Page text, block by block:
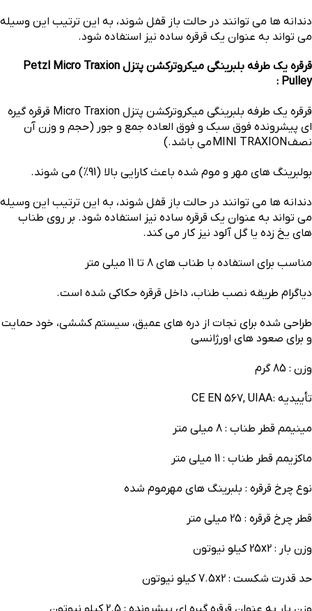
دندانه ها می توانند در حالت باز قفل شوند، به این ترتیب این وسیله
می تواند به عنوان یک قرقره ساده نیز استفاده شود.
قرقره یک طرفه بلبرینگی میکروترکشن پتزل Petzl Micro Traxion
Pulley :
قرقره یک طرفه بلبرینگی میکروترکشن پتزل Micro Traxion قرقره گیره
ای پیشرونده فوق سبک و فوق العاده جمع و جور (حجم و وزن آن
نصفMINI TRAXIONمی باشد.)
بولبرینگ های مهر و موم شده باعث کارایی بالا (91%) می شوند.
دندانه ها می توانند در حالت باز قفل شوند، به این ترتیب این وسیله
می تواند به عنوان یک قرقره ساده نیز استفاده شود. بر روی طناب
های یخ زده یا گل آلود نیز کار می کند.
مناسب برای استفاده با طناب های 8 تا 11 میلی متر
دیاگرام طریقه نصب طناب، داخل قرقره حکاکی شده است.
طراحی شده برای نجات از دره های عمیق، سیستم کششی، خود حمایت
و برای صعود های اورژانسی
وزن : 85 گرم
تأییدیه :CE EN 567, UIAA
مینیمم قطر طناب : 8 میلی متر
ماکزیمم قطر طناب : 11 میلی متر
نوع چرخ قرقره : بلبرینگ های مهرموم شده
قطر چرخ قرقره : 25 میلی متر
وزن بار : 2 x25 کیلو نیوتون
حد قدرت شکست : 2 x7.5 کیلو نیوتون